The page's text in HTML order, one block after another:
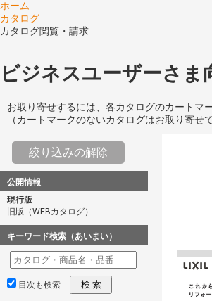
ホーム
カタログ
カタログ閲覧・請求
ビジネスユーザーさ
お取り寄せするには、各カタログのカートマ
（カートマークのないカタログはお取り寄せ
絞り込みの解除
公開情報
現行版
旧版（WEBカタログ）
キーワード検索（あいまい）
目次も検索 検 索